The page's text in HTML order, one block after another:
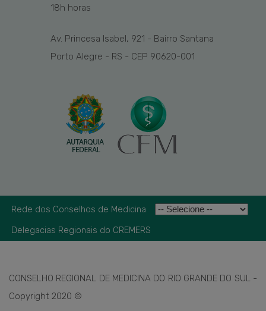
18h horas
Av. Princesa Isabel, 921 - Bairro Santana
Porto Alegre - RS - CEP 90620-001
Rede dos Conselhos de Medicina
Delegacias Regionais do CREMERS
CONSELHO REGIONAL DE MEDICINA DO RIO GRANDE DO SUL -
Copyright 2020 ©